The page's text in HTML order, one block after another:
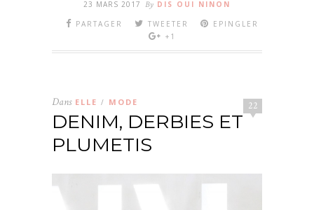
23 MARS 2017 By DIS OUI NINON
PARTAGER
TWEETER
EPINGLER
+1
22
Dans ELLE / MODE
DENIM, DERBIES ET
PLUMETIS